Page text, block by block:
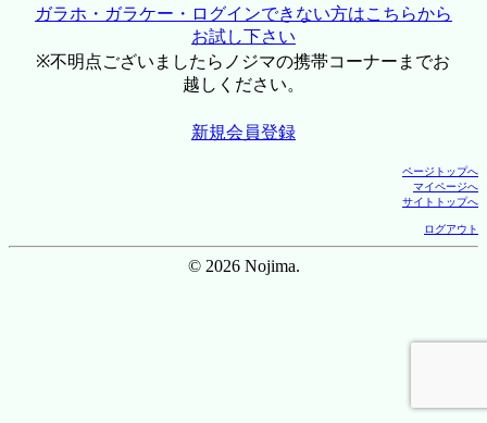
ガラホ・ガラケー・ログインできない方はこちらから
お試し下さい
※不明点ございましたらノジマの携帯コーナーまでお
越しください。
新規会員登録
ページトップへ
マイページへ
サイトトップへ
ログアウト
© 2026 Nojima.